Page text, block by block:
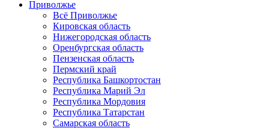
Приволжье
Всё Приволжье
Кировская область
Нижегородская область
Оренбургская область
Пензенская область
Пермский край
Республика Башкортостан
Республика Марий Эл
Республика Мордовия
Республика Татарстан
Самарская область